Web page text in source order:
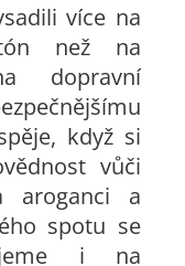
více na
než na
dopravní
když si
vůči
aroganci a
spotu se
i na